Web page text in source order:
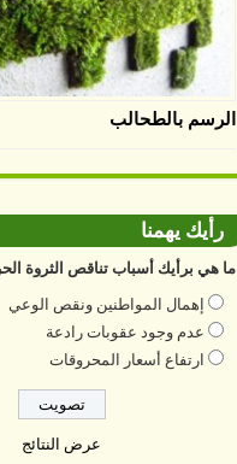
الرسم بالطحالب
رأيك يهمنا
ما هي برأيك أسباب تناقص الثروة
إهمال المواطنين ونقص الوعي
عدم وجود عقوبات رادعة
ارتفاع أسعار المحروقات
عرض النتائج